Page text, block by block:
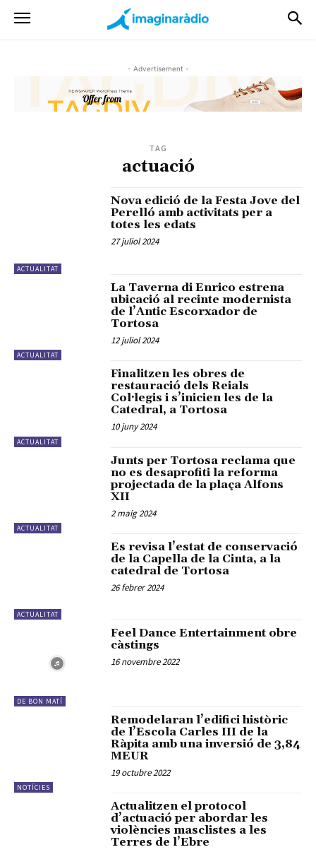
- Advertisement -
TAG
actuació
ACTUALITAT
Nova edició de la Festa Jove del
Perelló amb activitats per a
totes les edats
27 juliol 2024
ACTUALITAT
La Taverna di Enrico estrena
ubicació al recinte modernista
de l’Antic Escorxador de
Tortosa
12 juliol 2024
ACTUALITAT
Finalitzen les obres de
restauració dels Reials
Col·legis i s’inicien les de la
Catedral, a Tortosa
10 juny 2024
ACTUALITAT
Junts per Tortosa reclama que
no es desaprofiti la reforma
projectada de la plaça Alfons
XII
2 maig 2024
ACTUALITAT
Es revisa l’estat de conservació
de la Capella de la Cinta, a la
catedral de Tortosa
26 febrer 2024
DE BON MATÍ
Feel Dance Entertainment obre
càstings
16 novembre 2022
NOTÍCIES
Remodelaran l’edifici històric
de l’Escola Carles III de la
Ràpita amb una inversió de 3,84
MEUR
19 octubre 2022
Actualitzen el protocol
d’actuació per abordar les
violències masclistes a les
Terres de l’Ebre